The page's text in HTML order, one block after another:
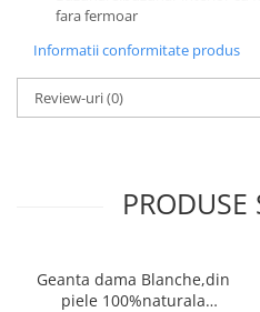
fara fermoar
Informatii conformitate produs
Review-uri(0)
PRODUSE
Geanta dama Blanche,din
piele 100%naturala